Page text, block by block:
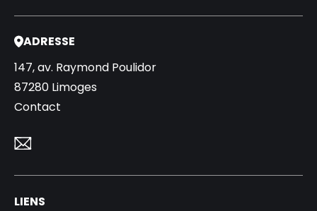
ADRESSE
147, av. Raymond Poulidor
87280 Limoges
Contact
LIENS